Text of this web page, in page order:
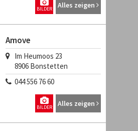
Alles zeigen
BILDER
Amove
Im Heumoos 23
8906 Bonstetten
044 556 76 60
Alles zeigen
BILDER